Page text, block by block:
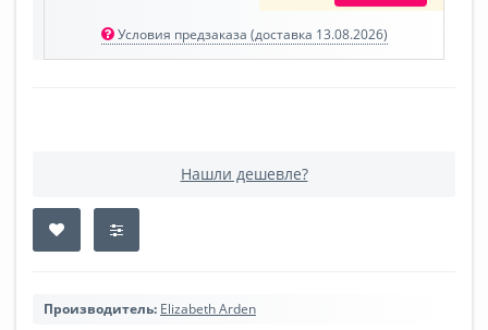
Условия предзаказа (доставка 13.08.2026)
Нашли дешевле?
Производитель: Elizabeth Arden